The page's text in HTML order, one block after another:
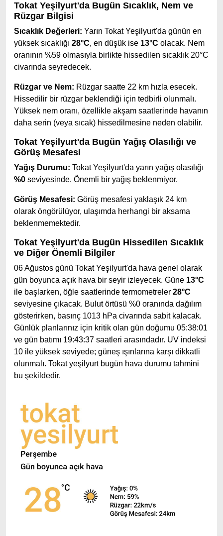
Tokat Yeşilyurt'da Bugün Sıcaklık, Nem ve
Rüzgar Bilgisi
Sıcaklık Değerleri: Yarın Tokat Yeşilyurt'da günün en
yüksek sıcaklığı 28°C, en düşük ise 13°C olacak. Nem
oranının %59 olmasıyla birlikte hissedilen sıcaklık 20°C
civarında seyredecek.
Rüzgar ve Nem: Rüzgar saatte 22 km hızla esecek.
Hissedilir bir rüzgar beklendiği için tedbirli olunmalı.
Yüksek nem oranı, özellikle akşam saatlerinde havanın
daha serin (veya sıcak) hissedilmesine neden olabilir.
Tokat Yeşilyurt'da Bugün Yağış Olasılığı ve
Görüş Mesafesi
Yağış Durumu: Tokat Yeşilyurt'da yarın yağış olasılığı
%0 seviyesinde. Önemli bir yağış beklenmiyor.
Görüş Mesafesi: Görüş mesafesi yaklaşık 24 km
olarak öngörülüyor, ulaşımda herhangi bir aksama
beklenmemektedir.
Tokat Yeşilyurt'da Bugün Hissedilen Sıcaklık
ve Diğer Önemli Bilgiler
06 Ağustos günü Tokat Yeşilyurt'da hava genel olarak
gün boyunca açık hava bir seyir izleyecek. Güne 13°C
ile başlarken, öğle saatlerinde termometreler 28°C
seviyesine çıkacak. Bulut örtüsü %0 oranında dağılım
gösterirken, basınç 1013 hPa civarında sabit kalacak.
Günlük planlarınız için kritik olan gün doğumu 05:38:01
ve gün batımı 19:43:37 saatleri arasındadır. UV indeksi
10 ile yüksek seviyede; güneş ışınlarına karşı dikkatli
olunmalı. Tokat yeşilyurt bugün hava durumu tahmini
bu şekildedir.